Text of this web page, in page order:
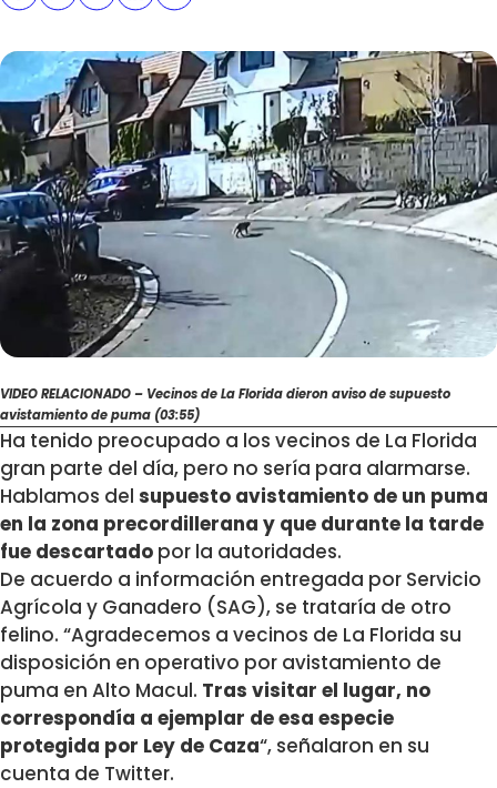
VIDEO RELACIONADO – Vecinos de La Florida dieron aviso de supuesto
avistamiento de puma (03:55)
Ha tenido preocupado a los vecinos de La Florida
gran parte del día, pero no sería para alarmarse.
Hablamos del supuesto avistamiento de un puma
en la zona precordillerana y que durante la tarde
fue descartado por la autoridades.
De acuerdo a información entregada por Servicio
Agrícola y Ganadero (SAG), se trataría de otro
felino. “Agradecemos a vecinos de La Florida su
disposición en operativo por avistamiento de
puma en Alto Macul. Tras visitar el lugar, no
correspondía a ejemplar de esa especie
protegida por Ley de Caza“, señalaron en su
cuenta de Twitter.